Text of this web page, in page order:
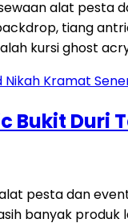
alat pesta
tiang
kursi ghost
Bukit Duri
pesta dan
banyak